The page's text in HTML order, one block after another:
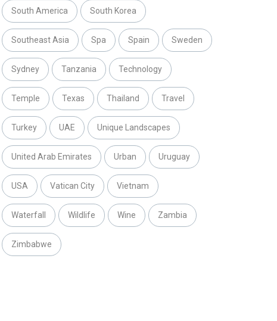
South America South Korea
Southeast Asia Spa Spain Sweden
Sydney Tanzania Technology
Temple Texas Thailand Travel
Turkey UAE Unique Landscapes
United Arab Emirates Urban Uruguay
USA Vatican City Vietnam
Waterfall Wildlife Wine Zambia
Zimbabwe